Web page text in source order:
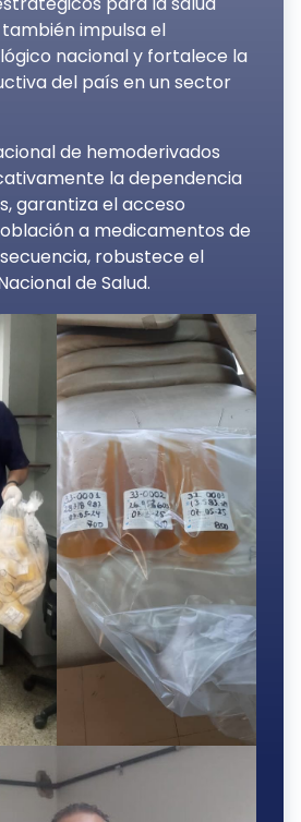
impulsa el
nacional y fortalece la
del país en un sector
de hemoderivados
la dependencia
garantiza el acceso
a medicamentos de
robustece el
de Salud.